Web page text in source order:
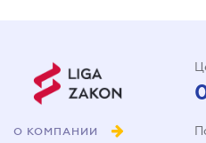
О КОМПАНИИ